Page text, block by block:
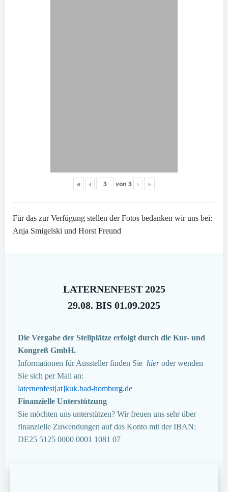
« ‹ von 3 › »
Für das zur Verfügung stellen der Fotos bedanken wir uns bei:
Anja Smigelski und Horst Freund
LATERNENFEST 2025
29.08. BIS 01.09.2025
Die Vergabe der Stellplätze erfolgt durch die Kur- und
Kongreß GmbH.
Informationen für Aussteller finden Sie hieroder wenden
Sie sich per Mail an:
laternenfest[at]kuk.bad-homburg.de
Finanzielle Unterstützung
Sie möchten uns unterstützen? Wir freuen uns sehr über
finanzielle Zuwendungen auf das Konto mit der IBAN:
DE25 5125 0000 0001 1081 07